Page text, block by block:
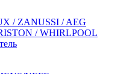
/ ZANUSSI / AEG
/ WHIRLPOOL